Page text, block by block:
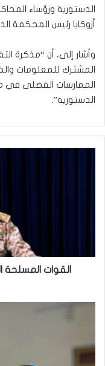
الدستورية ورؤساء
أزوكايا رئيس المحكمة
وأشار إلى، أن “مذكرة
المشترك للمعلومات
الممارسات الفضلى في
الدستورية”.
القوات المسلحة
من